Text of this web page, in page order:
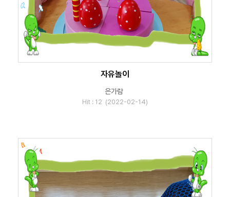
자유놀이
은가람
Hit : 12 (2022-02-14)